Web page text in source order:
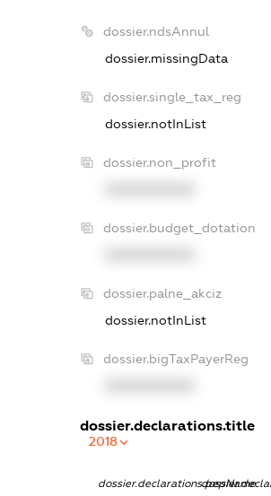
dossier.ndsAnnul
dossier.missingData
dossier.single_tax_reg
dossier.notInList
dossier.non_profit
dossier.budget_dotation
dossier.palne_akciz
dossier.notInList
dossier.bigTaxPayerReg
dossier.declarations.title
2018
dossier.declarations.pepName